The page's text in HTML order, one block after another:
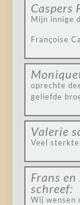
Caspers
Mijn innige
Françoise
oprechte
geliefde
Valerie
Veel
Frans
schreef:
Wij wensen